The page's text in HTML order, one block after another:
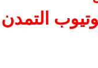
التمدن